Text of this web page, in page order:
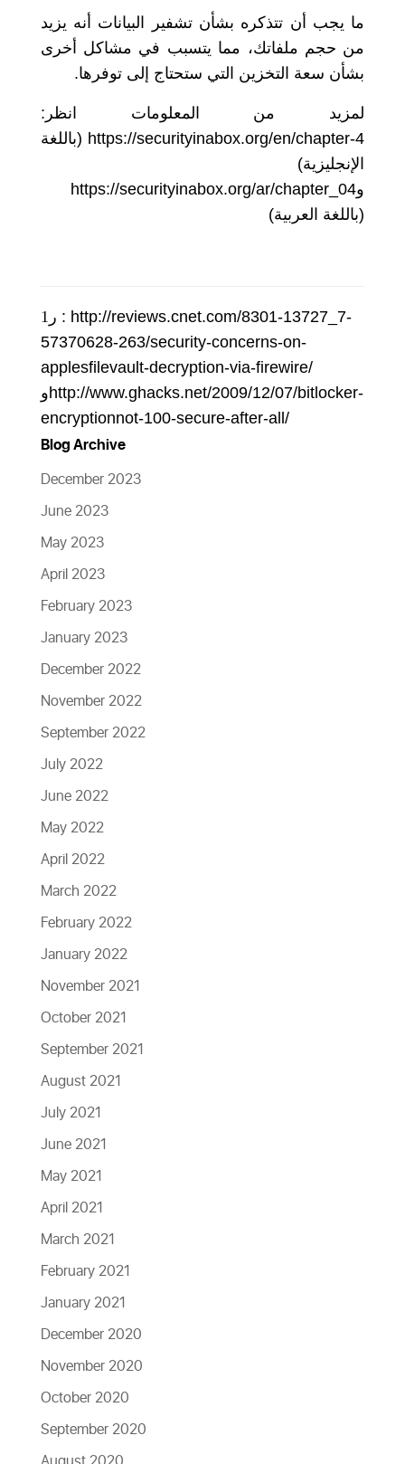
ما يجب أن تتذكره بشأن تشفير البيانات أنه يزيد
من حجم ملفاتك، مما يتسبب في مشاكل أخرى
بشأن سعة التخزين التي ستحتاج إلى توفرها.
لمزيد من المعلومات انظر :
https://securityinabox.org/en/chapter-4 (
باللغة
الإنجليزية)
وhttps://securityinabox.org/ar/chapter_04
(باللغة العربية)
: http://reviews.cnet.com/8301-13727_7-
57370628-263/security-concerns-on-
applesfilevault-decryption-via-firewire/
وhttp://www.ghacks.net/2009/12/07/bitlocker-
encryptionnot-100-secure-after-all/
Blog Archive
December 2023
June 2023
May 2023
April 2023
February 2023
January 2023
December 2022
November 2022
September 2022
July 2022
June 2022
May 2022
April 2022
March 2022
February 2022
January 2022
November 2021
October 2021
September 2021
August 2021
July 2021
June 2021
May 2021
April 2021
March 2021
February 2021
January 2021
December 2020
November 2020
October 2020
September 2020